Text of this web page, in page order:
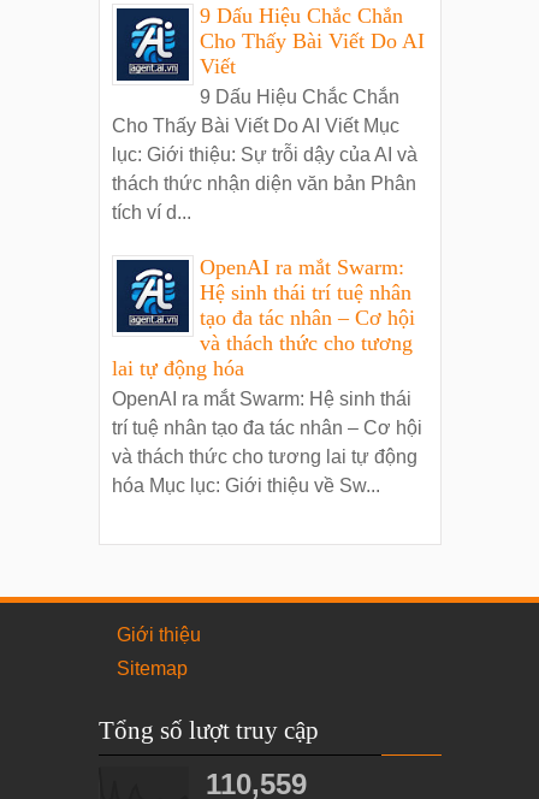
9 Dấu Hiệu Chắc Chắn
Cho Thấy Bài Viết Do AI
Viết
9 Dấu Hiệu Chắc Chắn
Cho Thấy Bài Viết Do AI Viết Mục
lục: Giới thiệu: Sự trỗi dậy của AI và
thách thức nhận diện văn bản Phân
tích ví d...
OpenAI ra mắt Swarm:
Hệ sinh thái trí tuệ nhân
tạo đa tác nhân – Cơ hội
và thách thức cho tương
lai tự động hóa
OpenAI ra mắt Swarm: Hệ sinh thái
trí tuệ nhân tạo đa tác nhân – Cơ hội
và thách thức cho tương lai tự động
hóa Mục lục: Giới thiệu về Sw...
Giới thiệu
Sitemap
Tổng số lượt truy cập
110,559